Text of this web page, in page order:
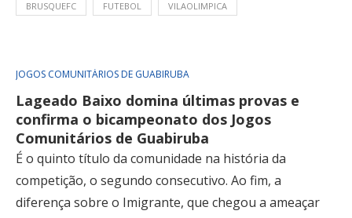
BRUSQUEFC FUTEBOL VILAOLIMPICA
JOGOS COMUNITÁRIOS DE GUABIRUBA
Lageado Baixo domina últimas provas e
confirma o bicampeonato dos Jogos
Comunitários de Guabiruba
É o quinto título da comunidade na história da
competição, o segundo consecutivo. Ao fim, a
diferença sobre o Imigrante, que chegou a ameaçar